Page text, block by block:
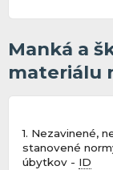
Manká a
materiálu
1. Nezavinené,
stanovené
úbytkov - ID